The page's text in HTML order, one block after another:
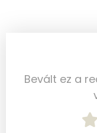
Bevált ez a